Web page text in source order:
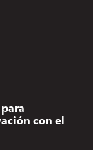
con el